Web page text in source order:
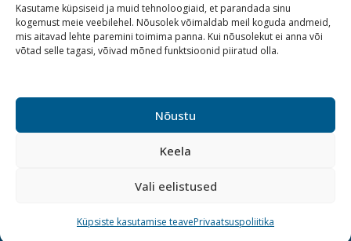
Kasutame küpsiseid ja muid tehnoloogiaid, et parandada sinu
kogemust meie veebilehel. Nõusolek võimaldab meil koguda andmeid,
mis aitavad lehte paremini toimima panna. Kui nõusolekut ei anna või
võtad selle tagasi, võivad mõned funktsioonid piiratud olla.
Nõustu
Keela
Vali eelistused
Küpsiste kasutamise teavePrivaatsuspoliitika